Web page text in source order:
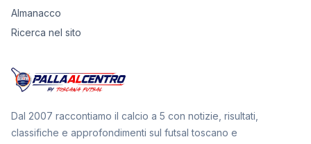
Almanacco
Ricerca nel sito
Dal 2007 raccontiamo il calcio a 5 con notizie, risultati,
classifiche e approfondimenti sul futsal toscano e